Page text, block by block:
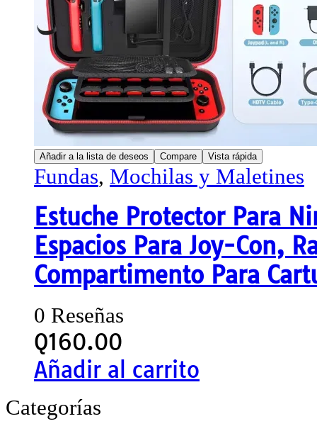
Añadir a la lista de deseos Compare Vista rápida
Fundas, Mochilas y Maletines
Estuche Protector Para
Espacios Para Joy-Con,
Compartimento Para
0 Reseñas
Q160.00
Añadir al carrito
Categorías